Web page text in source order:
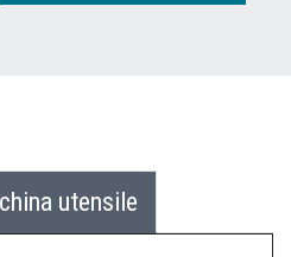
utensile